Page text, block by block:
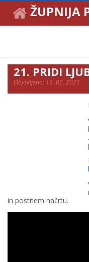
ŽUPNIJA
21. PRIDI
Objavljeno: 16. 02. 2021
in postnem načrtu.